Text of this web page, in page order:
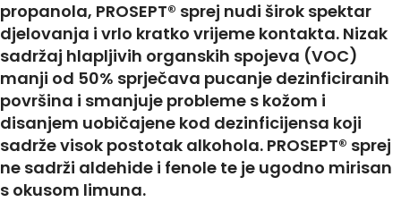
propanola, PROSEPT® sprej nudi širok spektar
djelovanja i vrlo kratko vrijeme kontakta. Nizak
sadržaj hlapljivih organskih spojeva (VOC)
manji od 50% sprječava pucanje dezinficiranih
površina i smanjuje probleme s kožom i
disanjem uobičajene kod dezinficijensa koji
sadrže visok postotak alkohola. PROSEPT® sprej
ne sadrži aldehide i fenole te je ugodno mirisan
s okusom limuna.